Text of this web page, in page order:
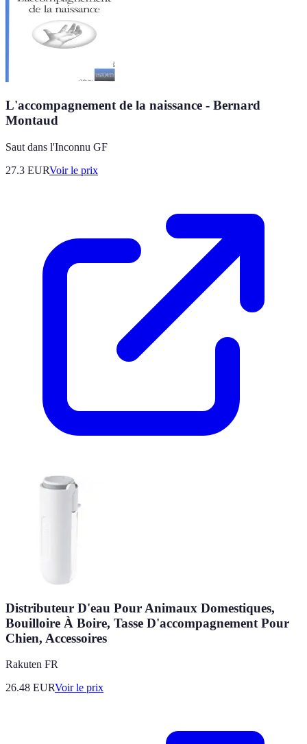
L'accompagnement de la naissance - Bernard
Montaud
Saut dans l'Inconnu GF
27.3 EURVoir le prix
Distributeur D'eau Pour Animaux Domestiques,
Bouilloire À Boire, Tasse D'accompagnement Pour
Chien, Accessoires
Rakuten FR
26.48 EURVoir le prix